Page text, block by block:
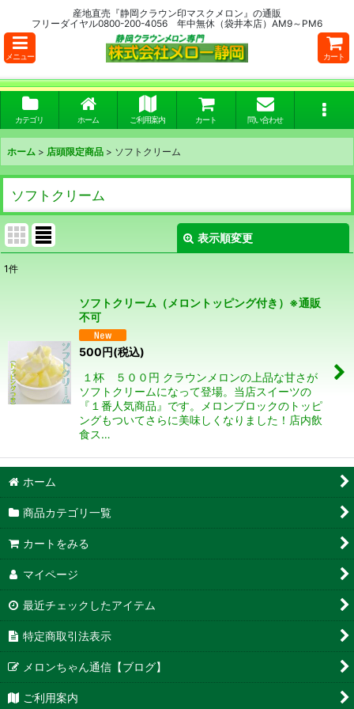
産地直売『静岡クラウン印マスクメロン』の通販
フリーダイヤル0800-200-4056 年中無休（袋井本店）AM9～PM6
メニュー カート
カテゴリ ホーム ご利用案内 カート 問い合わせ
ホーム > 店頭限定商品 > ソフトクリーム
ソフトクリーム
表示順変更
1件
ソフトクリーム（メロントッピング付き）※通販
不可
500円(税込)
１杯 ５００円 クラウンメロンの上品な甘さが
ソフトクリームになって登場。当店スイーツの
『１番人気商品』です。メロンブロックのトッピ
ングもついてさらに美味しくなりました！店内飲
食ス…
ホーム
商品カテゴリ一覧
カートをみる
マイページ
最近チェックしたアイテム
特定商取引法表示
メロンちゃん通信【ブログ】
ご利用案内